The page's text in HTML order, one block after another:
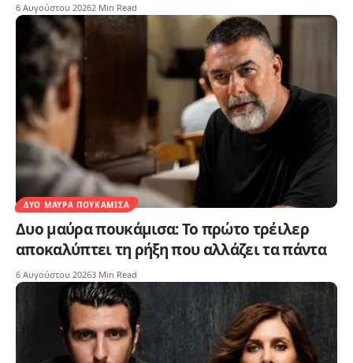
6 Αυγούστου 20262 Min Read
ΔΥΟ ΜΑΎΡΑ ΠΟΥΚΆΜΙΣΑ
Δυο μαύρα πουκάμισα: Το πρώτο τρέιλερ
αποκαλύπτει τη ρήξη που αλλάζει τα πάντα
6 Αυγούστου 20263 Min Read